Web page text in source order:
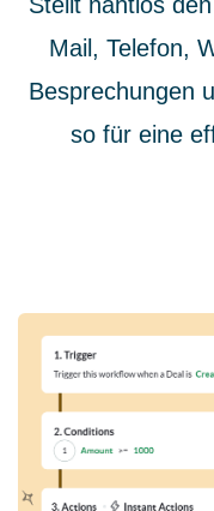
Mail, Telefon,
Besprechungen
so für eine